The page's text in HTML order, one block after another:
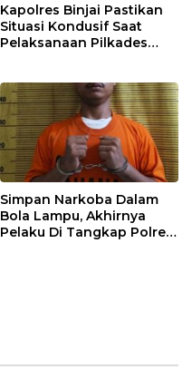
Kapolres Binjai Pastikan
Situasi Kondusif Saat
Pelaksanaan Pilkades
Simpan Narkoba Dalam
Bola Lampu, Akhirnya
Pelaku Di Tangkap Polres